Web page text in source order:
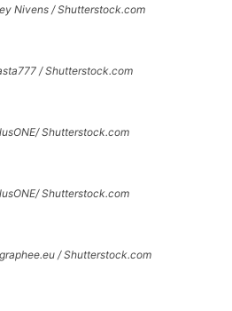
Nivens / Shutterstock.com
/ Shutterstock.com
Shutterstock.com
Shutterstock.com
/ Shutterstock.com